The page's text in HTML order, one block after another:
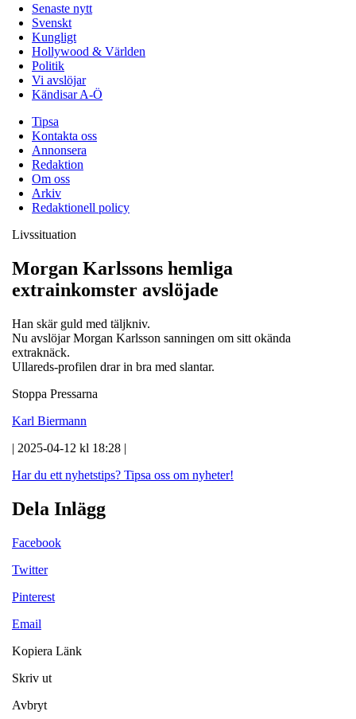
Senaste nytt
Svenskt
Kungligt
Hollywood & Världen
Politik
Vi avslöjar
Kändisar A-Ö
Tipsa
Kontakta oss
Annonsera
Redaktion
Om oss
Arkiv
Redaktionell policy
Livssituation
Morgan Karlssons hemliga
extrainkomster avslöjade
Han skär guld med täljkniv.
Nu avslöjar Morgan Karlsson sanningen om sitt okända
extraknäck.
Ullareds-profilen drar in bra med slantar.
Stoppa Pressarna
Karl Biermann
| 2025-04-12 kl 18:28 |
Har du ett nyhetstips? Tipsa oss om nyheter!
Dela Inlägg
Facebook
Twitter
Pinterest
Email
Kopiera Länk
Skriv ut
Avbryt